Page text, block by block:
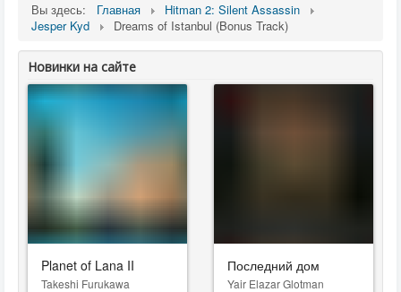
Вы здесь: Главная
Hitman 2: Silent Assassin
Jesper Kyd
Dreams of Istanbul (Bonus Track)
Новинки на сайте
Planet of Lana II
Takeshi Furukawa
Последний дом
Yair Elazar Glotman